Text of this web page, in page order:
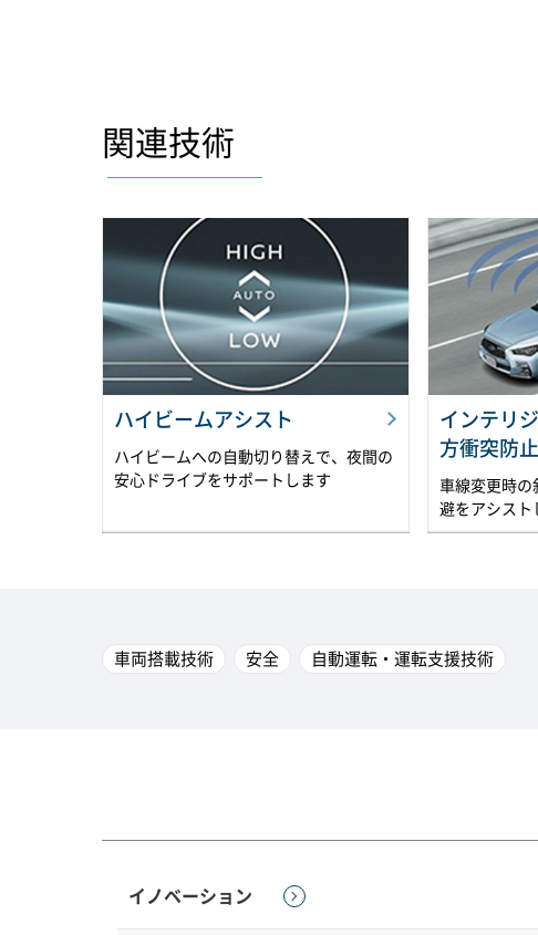
関連技術
ハイビームアシスト
ハイビームへの自動切り替えで、夜間の
安心ドライブをサポートします
インテリ
方衝突防
車線変更時
避をアシスト
車両搭載技術 安全 自動運転・運転支援技術
イノベーション